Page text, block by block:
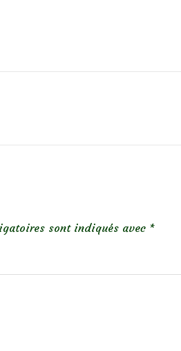
sont indiqués avec *